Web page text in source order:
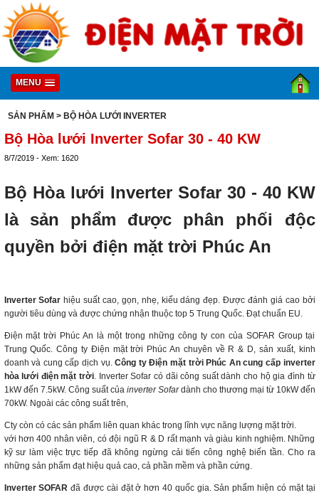
MENU
SẢN PHẨM > BỘ HÒA LƯỚI INVERTER
Bộ Hòa lưới Inverter Sofar 30 - 40 KW
8/7/2019 - Xem: 1620
Bộ Hòa lưới Inverter Sofar 30 - 40 KW
là sản phẩm được phân phối độc
quyền bởi điện mặt trời Phúc An
Inverter Sofar hiệu suất cao, gọn, nhẹ, kiểu dáng đẹp. Được đánh giá cao bởi
người tiêu dùng và được chứng nhận thuộc top 5 Trung Quốc. Đạt chuẩn EU.
Điện mặt trời Phúc An là một trong những công ty con của SOFAR Group tại
Trung Quốc. Công ty Điện mặt trời Phúc An chuyên về R & D, sản xuất, kinh
doanh và cung cấp dịch vụ.Công ty Điện mặt trời Phúc An cung cấp inverter
hòa lưới điện mặt trời. Inverter Sofar có dãi công suất dành cho hộ gia đình từ
1kW đến 7.5kW. Công suất của inverter Sofardành cho thương mại từ 10kW đến
70kW. Ngoài các công suất trên,
Cty còn có các sản phẩm liên quan khác trong lĩnh vực năng lượng mặt trời.
với hơn 400 nhân viên, có đội ngũ R & D rất mạnh và giàu kinh nghiệm. Những
kỹ sư làm việc trực tiếp đã không ngừng cải tiến công nghệ biến tần. Cho ra
những sản phẩm đạt hiệu quả cao, cả phần mềm và phần cứng.
Inverter SOFAR đã được cài đặt ở hơn 40 quốc gia. Sản phẩm hiện có mặt tại